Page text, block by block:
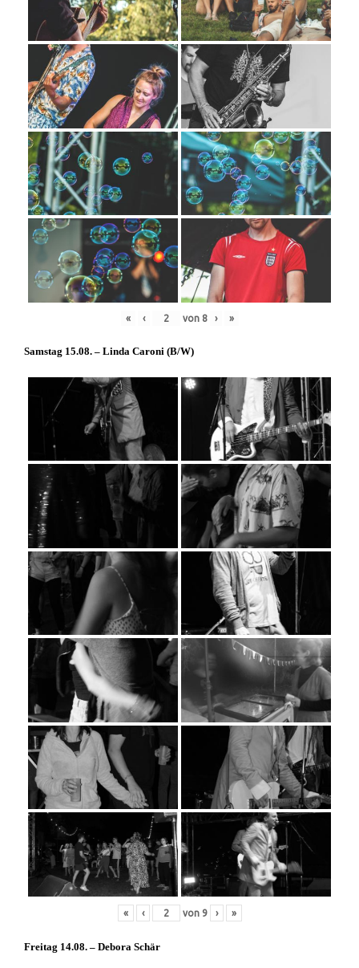
« ‹ von 8 › »
Samstag 15.08. – Linda Caroni (B/W)
« ‹ von 9 › »
Freitag 14.08. – Debora Schär